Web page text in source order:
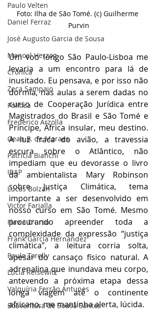
Paulo Velten
Daniel Ferraz
José Augusto Garcia de Sousa
Manoel Herzog
Crônica
Zeca Sampaio
Política
Frederico Arzolla
Gean B. de Moraes
Patrícia Bianchi
IBAP
Lucas Bolzan
Victor Farjalla
Flavia D'urso
Frank García Hernandez
Paulo Torelly
Lúcia Reisewitz
Valquíria Ferrão Antunes
Boaventura de Sousa Santos
Foto: Ilha de São Tomé. (c) Guilherme
Purvin
Um voo longo São Paulo-Lisboa me
levaria a um encontro para lá de
inusitado. Eu pensava, e por isso não
dormia, nas aulas a serem dadas no
curso de Cooperação Jurídica entre
Magistrados do Brasil e São Tomé e
Príncipe, África insular, meu destino.
A luz fraca do avião, a travessia
escura sobre o Atlântico, não
impediam que eu devorasse o livro
da ambientalista Mary Robinson
sobre Justiça Climática, tema
importante a ser desenvolvido em
nosso curso em São Tomé. Mesmo
procurando apreender toda a
complexidade da expressão “justiça
climática”, a leitura corria solta,
apesar do cansaço físico natural. A
adrenalina que inundava meu corpo,
antevendo a próxima etapa dessa
longa viagem até o continente
africano, me mantinha alerta, lúcida.